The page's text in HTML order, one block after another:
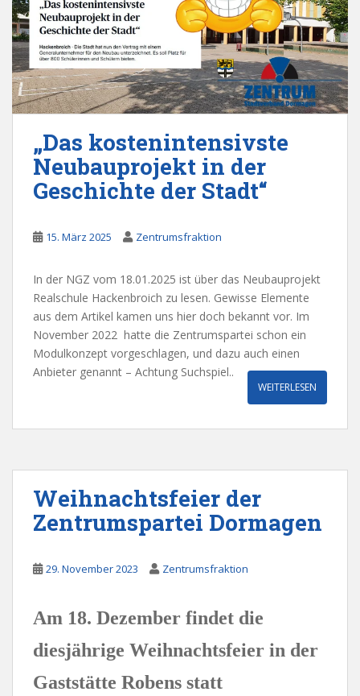
„Das kostenintensivste
Neubauprojekt in der
Geschichte der Stadt“
15. März 2025 Zentrumsfraktion
In der NGZ vom 18.01.2025 ist über das Neubauprojekt
Realschule Hackenbroich zu lesen. Gewisse Elemente
aus dem Artikel kamen uns hier doch bekannt vor. Im
November 2022 hatte die Zentrumspartei schon ein
Modulkonzept vorgeschlagen, und dazu auch einen
Anbieter genannt – Achtung Suchspiel..
WEITERLESEN
Weihnachtsfeier der
Zentrumspartei Dormagen
29. November 2023 Zentrumsfraktion
Am 18. Dezember findet die
diesjährige Weihnachtsfeier in der
Gaststätte Robens statt